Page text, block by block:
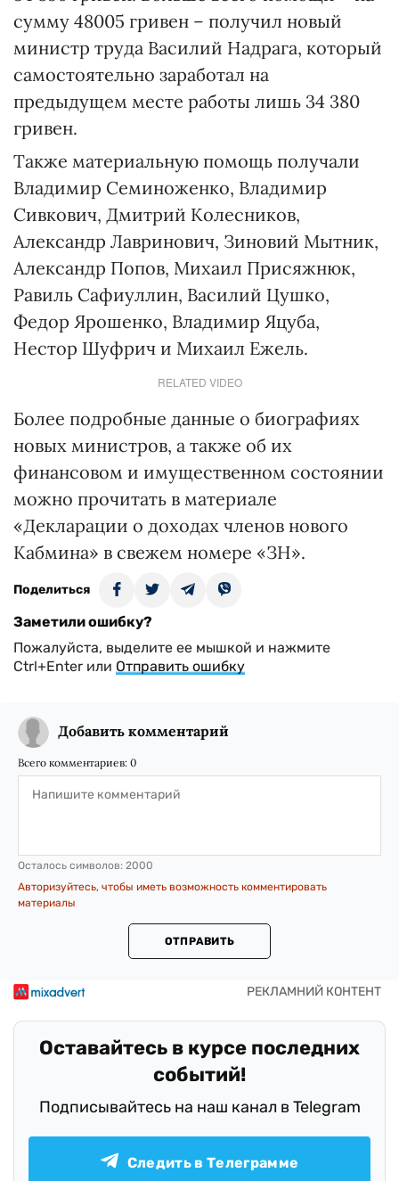
сумму 48005 гривен – получил новый
министр труда Василий Надрага, который
самостоятельно заработал на
предыдущем месте работы лишь 34 380
гривен.
Также материальную помощь получали
Владимир Семиноженко, Владимир
Сивкович, Дмитрий Колесников,
Александр Лавринович, Зиновий Мытник,
Александр Попов, Михаил Присяжнюк,
Равиль Сафиуллин, Василий Цушко,
Федор Ярошенко, Владимир Яцуба,
Нестор Шуфрич и Михаил Ежель.
RELATED VIDEO
Более подробные данные о биографиях
новых министров, а также об их
финансовом и имущественном состоянии
можно прочитать в материале
«Декларации о доходах членов нового
Кабмина» в свежем номере «ЗН».
Поделиться
Заметили ошибку?
Пожалуйста, выделите ее мышкой и нажмите
Ctrl+Enter или Отправить ошибку
Добавить комментарий
Всего комментариев: 0
Осталось символов: 2000
Авторизуйтесь, чтобы иметь возможность комментировать
материалы
ОТПРАВИТЬ
Оставайтесь в курсе последних
событий!
Подписывайтесь на наш канал в Telegram
Следить в Телеграмме